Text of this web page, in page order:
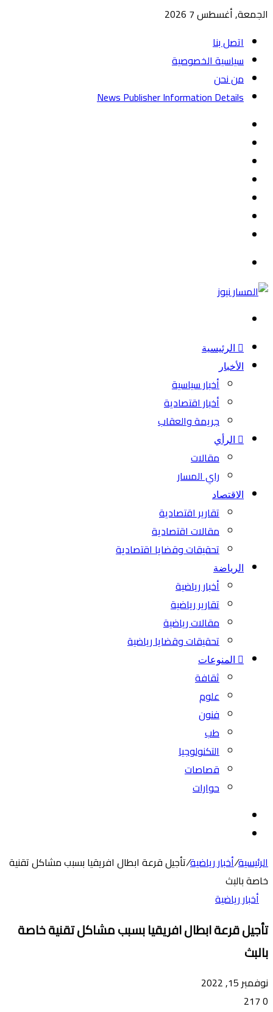
الجمعة, أغسطس 7 2026
اتصل بنا
سياسية الخصوصية
من نحن
News Publisher Information Details
الرئيسية
الأخبار
أخبار سياسية
أخبار اقتصادية
جريمة والعقاب
الرأي
مقالات
راي المسار
الاقتصاد
تقارير اقتصادية
مقالات اقتصادية
تحقيقات وقضايا اقتصادية
الرياضة
أخبار رياضية
تقارير رياضية
مقالات رياضية
تحقيقات وقضايا رياضية
المنوعات
ثقافة
علوم
فنون
طب
التكنولوجيا
قصاصات
حوارات
المظلم
الرئيسية/أخبار رياضية/تأجيل قرعة ابطال افريقيا بسبب مشاكل تقنية
خاصة بالبث
أخبار رياضية
تأجيل قرعة ابطال افريقيا بسبب مشاكل تقنية خاصة
بالبث
نوفمبر 15, 2022
0